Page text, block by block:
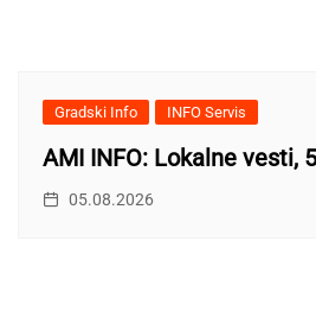
Gradski Info INFO Servis
AMI INFO: Lokalne vesti,
05.08.2026